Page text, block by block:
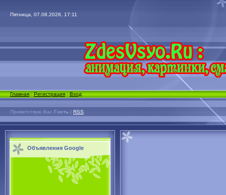
Пятница, 07.08.2026, 17:11
Главная|Регистрация|Вход
Приветствую Вас Гость | RSS
Объявления Google